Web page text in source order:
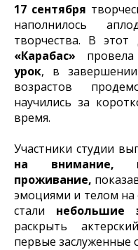
17 сентября
наполнилось
творчества. В этот
«Карабас»
урок, в
возрастов
научились за
время.
Участники студии
на внимание,
проживание,
эмоциями и телом на
стали небольшие
раскрыть
первые заслуженные